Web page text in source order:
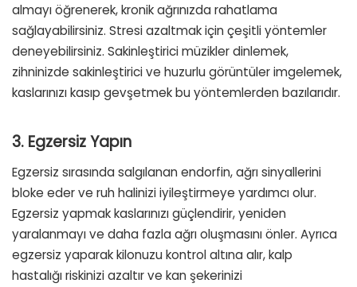
almayı öğrenerek, kronik ağrınızda rahatlama
sağlayabilirsiniz. Stresi azaltmak için çeşitli yöntemler
deneyebilirsiniz. Sakinleştirici müzikler dinlemek,
zihninizde sakinleştirici ve huzurlu görüntüler imgelemek,
kaslarınızı kasıp gevşetmek bu yöntemlerden bazılarıdır.
3. Egzersiz Yapın
Egzersiz sırasında salgılanan endorfin, ağrı sinyallerini
bloke eder ve ruh halinizi iyileştirmeye yardımcı olur.
Egzersiz yapmak kaslarınızı güçlendirir, yeniden
yaralanmayı ve daha fazla ağrı oluşmasını önler. Ayrıca
egzersiz yaparak kilonuzu kontrol altına alır, kalp
hastalığı riskinizi azaltır ve kan şekerinizi